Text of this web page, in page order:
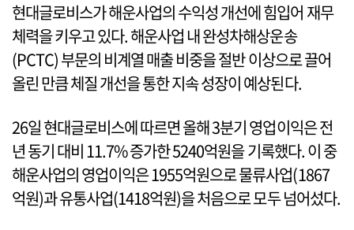
현대글로비스가 해운사업의 수익성 개선에 힘입어 재무
체력을 키우고 있다. 해운사업 내 완성차해상운송
(PCTC) 부문의 비계열 매출 비중을 절반 이상으로 끌어
올린 만큼 체질 개선을 통한 지속 성장이 예상된다.
26일 현대글로비스에 따르면 올해 3분기 영업이익은 전
년 동기 대비 11.7% 증가한 5240억원을 기록했다. 이 중
해운사업의 영업이익은 1955억원으로 물류사업(1867
억원)과 유통사업(1418억원)을 처음으로 모두 넘어섰다.